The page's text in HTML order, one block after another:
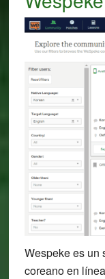
Wespeke es un
coreano en